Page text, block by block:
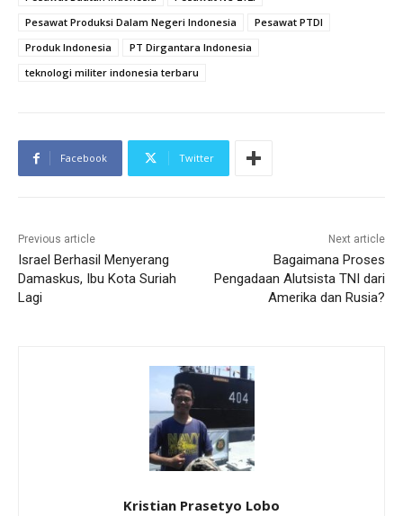
Pesawat Produksi Dalam Negeri Indonesia
Pesawat PTDI
Produk Indonesia
PT Dirgantara Indonesia
teknologi militer indonesia terbaru
Facebook Twitter
Previous article
Israel Berhasil Menyerang
Damaskus, Ibu Kota Suriah
Lagi
Next article
Bagaimana Proses
Pengadaan Alutsista TNI dari
Amerika dan Rusia?
Kristian Prasetyo Lobo